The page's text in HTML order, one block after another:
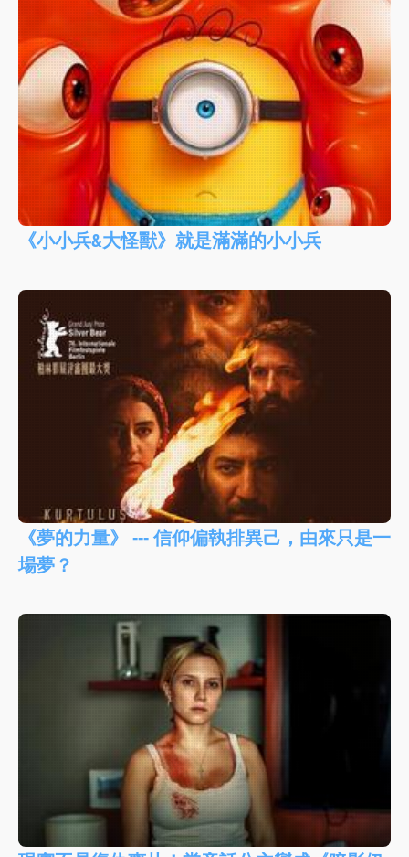
《小小兵&大怪獸》就是滿滿的小小兵
《夢的力量》 --- 信仰偏執排異己，由來只是一
場夢？